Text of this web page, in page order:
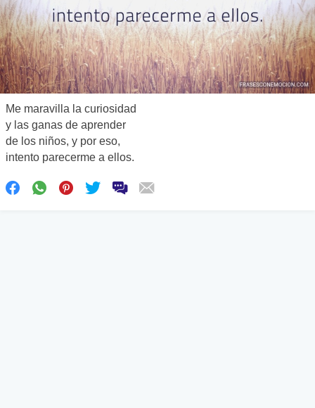
Me maravilla la curiosidad
y las ganas de aprender
de los niños, y por eso,
intento parecerme a ellos.